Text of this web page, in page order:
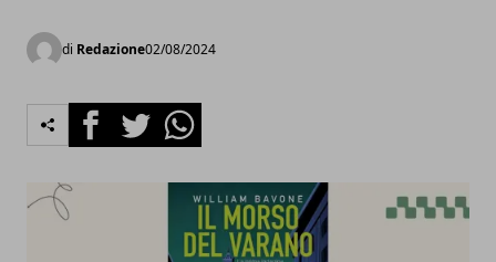
di Redazione02/08/2024
FacebookTwitterWhatsapp